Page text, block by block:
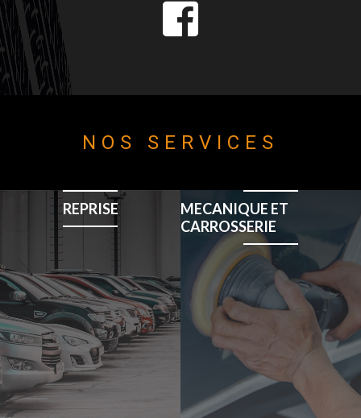
NOS SERVICES
REPRISE
MECANIQUE ET
CARROSSERIE